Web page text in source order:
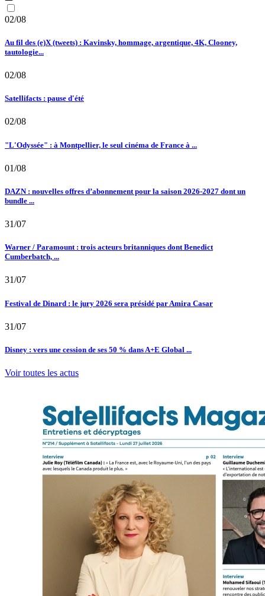
02/08
Au fil des (e)X (tweets) : Kavinsky, hommage, argentique, 4K, Clooney,
tautologie...
02/08
Satellifacts : pause d'été
02/08
"L'Odyssée" : à Montpellier, le seul cinéma de France à ...
01/08
DAZN : nouvelles offres d’abonnement pour la saison 2026-2027 dont un
bundle ...
31/07
Warner / Paramount : trois acteurs britanniques dont Benedict
Cumberbatch, ...
31/07
Festival de Dinard : le jury 2026 sera présidé par Amira Casar
31/07
Disney : vers une cession de ses 50 % dans A+E Global ...
Voir toutes les actus